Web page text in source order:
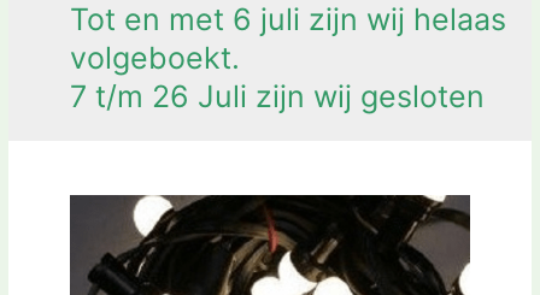
Tot en met 6 juli zijn wij helaas
volgeboekt.
7 t/m 26 Juli zijn wij gesloten